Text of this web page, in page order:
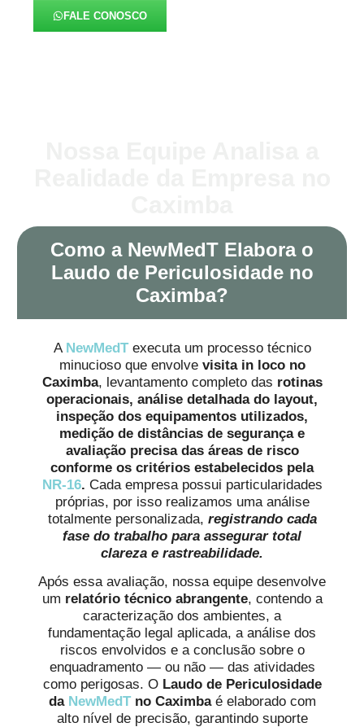
FALE CONOSCO
Como a NewMedT Elabora o
Laudo de Periculosidade no
Caximba?
A NewMedT executa um processo técnico
minucioso que envolve visita in loco no
Caximba, levantamento completo das rotinas
operacionais, análise detalhada do layout,
inspeção dos equipamentos utilizados,
medição de distâncias de segurança e
avaliação precisa das áreas de risco
conforme os critérios estabelecidos pela
NR-16. Cada empresa possui particularidades
próprias, por isso realizamos uma análise
totalmente personalizada, registrando cada
fase do trabalho para assegurar total
clareza e rastreabilidade.
Após essa avaliação, nossa equipe desenvolve
um relatório técnico abrangente, contendo a
caracterização dos ambientes, a
fundamentação legal aplicada, a análise dos
riscos envolvidos e a conclusão sobre o
enquadramento — ou não — das atividades
como perigosas. O Laudo de Periculosidade
da NewMedTno Caximba é elaborado com
alto nível de precisão, garantindo suporte